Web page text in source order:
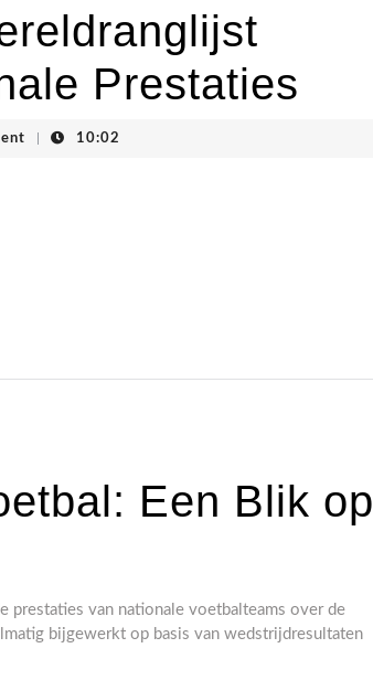
Prestaties
10:02
Een Blik op
prestaties van nationale voetbalteams over de
bijgewerkt op basis van wedstrijdresultaten